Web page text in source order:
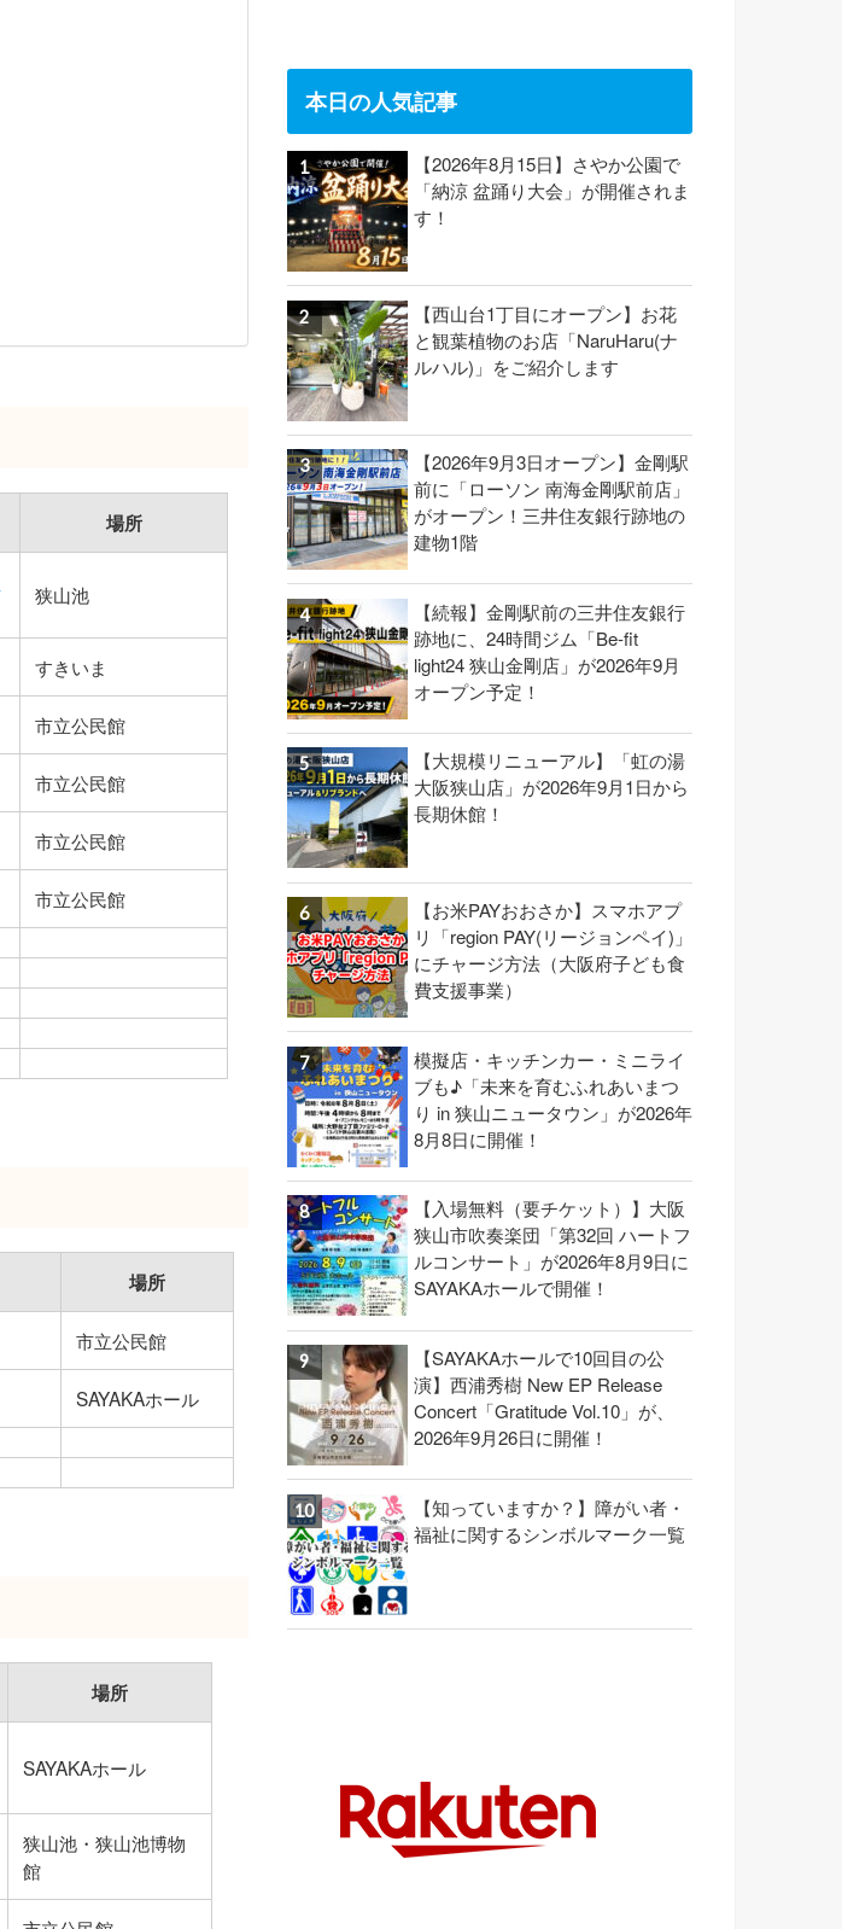
場所
狭山池
すきいま
市立公民館
市立公民館
市立公民館
市立公民館
場所
市立公民館
SAYAKAホール
場所
SAYAKAホール
狭山池・狭山池博物
館
本日の人気記事
【2026年8月15日】さやか公園で
「納涼 盆踊り大会」が開催されま
す！
【西山台1丁目にオープン】お花
と観葉植物のお店「NaruHaru(ナ
ルハル)」をご紹介します
【2026年9月3日オープン】金剛駅
前に「ローソン 南海金剛駅前店」
がオープン！三井住友銀行跡地の
建物1階
【続報】金剛駅前の三井住友銀行
跡地に、24時間ジム「Be-fit
light24 狭山金剛店」が2026年9月
オープン予定！
【大規模リニューアル】「虹の湯
大阪狭山店」が2026年9月1日から
長期休館！
【お米PAYおおさか】スマホアプ
リ「region PAY(リージョンペイ)」
にチャージ方法（大阪府子ども食
費支援事業）
模擬店・キッチンカー・ミニライ
ブも♪「未来を育むふれあいまつ
り in 狭山ニュータウン」が2026年
8月8日に開催！
【入場無料（要チケット）】大阪
狭山市吹奏楽団「第32回 ハートフ
ルコンサート」が2026年8月9日に
SAYAKAホールで開催！
【SAYAKAホールで10回目の公
演】西浦秀樹 New EP Release
Concert「Gratitude Vol.10」が、
2026年9月26日に開催！
【知っていますか？】障がい者・
福祉に関するシンボルマーク一覧